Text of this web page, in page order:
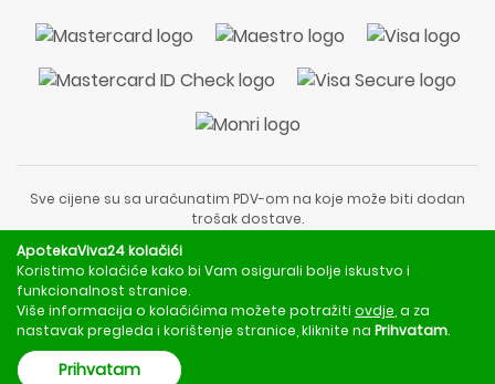
Sve cijene su sa uračunatim PDV-om na koje može biti dodan
trošak dostave.
liječnički pregled ili savjet farmaceuta.
Za obavijesti o mjerama opreza, rizicima i nuspojavama
obratite se svom liječniku ili farmaceutu.
Copyright © 2020 - 2026 | ApotekaViva24 | Sva prava zadržava
ApotekaViva24 kolačići
Koristimo kolačiće kako bi Vam osigurali bolje iskustvo i
funkcionalnost stranice.
Više informacija o kolačićima možete potražiti ovdje , a za
nastavak pregleda i korištenje stranice, kliknite na Prihvatam.
Prihvatam